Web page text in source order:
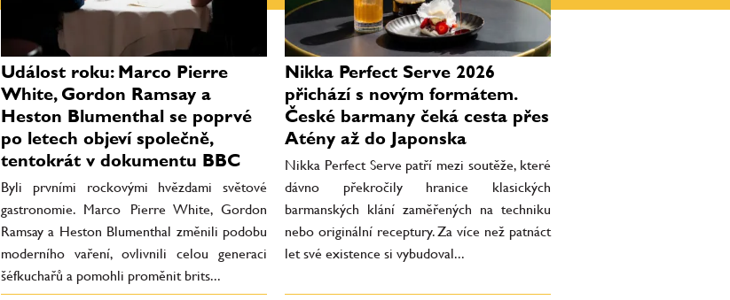
Událost roku: Marco Pierre
White, Gordon Ramsay a
Heston Blumenthal se poprvé
po letech objeví společně,
tentokrát v dokumentu BBC
Byli prvními rockovými hvězdami světové
gastronomie. Marco Pierre White, Gordon
Ramsay a Heston Blumenthal změnili podobu
moderního vaření, ovlivnili celou generaci
šéfkuchařů a pomohli proměnit brits...
Nikka Perfect Serve 2026
přichází s novým formátem.
České barmany čeká cesta přes
Atény až do Japonska
Nikka Perfect Serve patří mezi soutěže, které
dávno překročily hranice klasických
barmanských klání zaměřených na techniku
nebo originální receptury. Za více než patnáct
let své existence si vybudoval...